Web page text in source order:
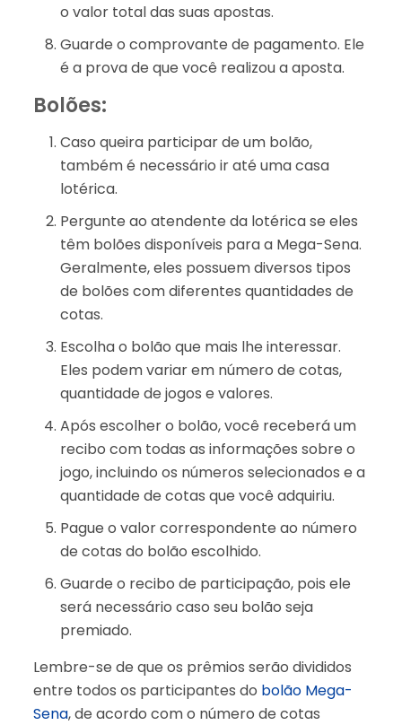
o valor total das suas apostas.
Guarde o comprovante de pagamento. Ele
é a prova de que você realizou a aposta.
Bolões:
Caso queira participar de um bolão,
também é necessário ir até uma casa
lotérica.
Pergunte ao atendente da lotérica se eles
têm bolões disponíveis para a Mega-Sena.
Geralmente, eles possuem diversos tipos
de bolões com diferentes quantidades de
cotas.
Escolha o bolão que mais lhe interessar.
Eles podem variar em número de cotas,
quantidade de jogos e valores.
Após escolher o bolão, você receberá um
recibo com todas as informações sobre o
jogo, incluindo os números selecionados e a
quantidade de cotas que você adquiriu.
Pague o valor correspondente ao número
de cotas do bolão escolhido.
Guarde o recibo de participação, pois ele
será necessário caso seu bolão seja
premiado.
Lembre-se de que os prêmios serão divididos
entre todos os participantes do bolão Mega-
Sena, de acordo com o número de cotas